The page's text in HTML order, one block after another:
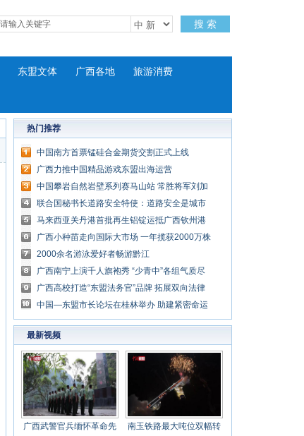
搜 索
东盟文体 广西各地 旅游消费
热门推荐
中国南方首票锰硅合金期货交割正式上线
广西力推中国精品游戏东盟出海运营
中国攀岩自然岩壁系列赛马山站 常胜将军刘加
再夺冠
联合国秘书长道路安全特使：道路安全是城市
进步风向标
马来西亚关丹港首批再生铝锭运抵广西钦州港
广西小种苗走向国际大市场 一年揽获2000万株
外贸订单
2000余名游泳爱好者畅游黔江
广西南宁上演千人旗袍秀 “少青中”各组气质尽
显
广西高校打造“东盟法务官”品牌 拓展双向法律
服务
中国—东盟市长论坛在桂林举办 助建紧密命运
共同体
最新视频
广西武警官兵缅怀革命先
南玉铁路最大吨位双幅转